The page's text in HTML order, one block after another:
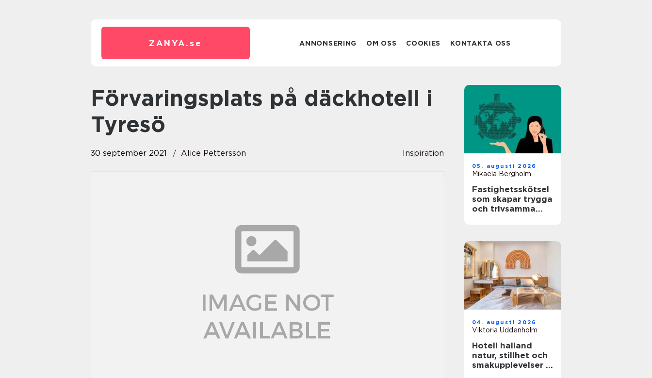
ZANYA. se ANNONSERING OM OSS COOKIES KONTAKTA OSS
Förvaringsplats på däckhotell i
Tyresö
30 september 2021 Alice Pettersson Inspiration
05. augusti 2026
Mikaela Bergholm
Fastighetsskötsel
som skapar trygga
och trivsamma
04. augusti 2026
Viktoria Uddenholm
Hotell halland
natur, stillhet och
smakupplevelser i